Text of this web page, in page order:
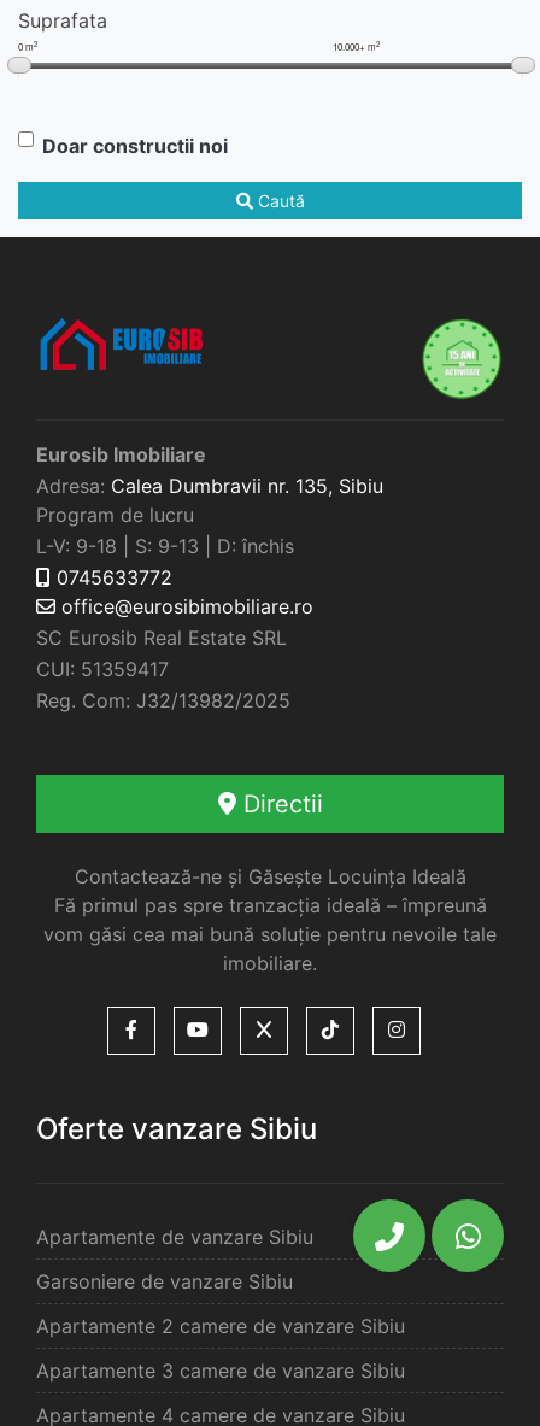
Suprafata
0 m2 10.000+ m2
Doar constructii noi
Caută
Eurosib Imobiliare
Adresa: Calea Dumbravii nr. 135, Sibiu
Program de lucru
L-V: 9-18 | S: 9-13 | D: închis
0745633772
office@eurosibimobiliare.ro
SC Eurosib Real Estate SRL
CUI: 51359417
Reg. Com: J32/13982/2025
Directii
Contactează-ne și Găsește Locuința Ideală
Fă primul pas spre tranzacția ideală – împreună
vom găsi cea mai bună soluție pentru nevoile tale
imobiliare.
Oferte vanzare Sibiu
Apartamente de vanzare Sibiu
Garsoniere de vanzare Sibiu
Apartamente 2 camere de vanzare Sibiu
Apartamente 3 camere de vanzare Sibiu
Apartamente 4 camere de vanzare Sibiu